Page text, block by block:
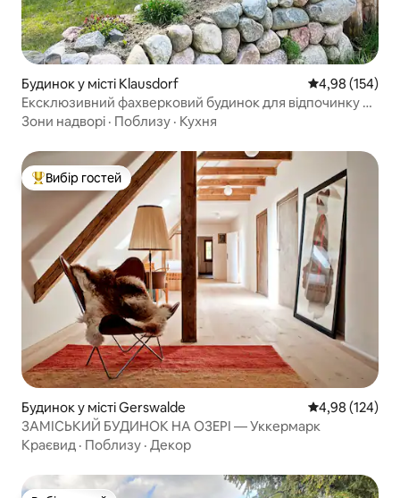
Будинок у місті Klausdorf Середня
4,98 (154)
Ексклюзивний фахверковий будинок для відпочинку з
солом’яним дахом і краєвидом на водойму
Зони надворі · Поблизу · Кухня
Топ вибір гостей
Вибір гостей
Будинок у місті Gerswalde Середня
4,98 (124)
ЗАМІСЬКИЙ БУДИНОК НА ОЗЕРІ — Уккермарк
Краєвид · Поблизу · Декор